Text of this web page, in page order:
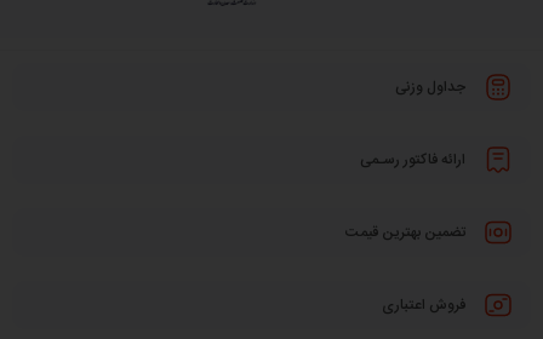
جداول وزنی
ارائه فاکتور رسـمی
تضمین بهترین قیمت
فروش اعتباری